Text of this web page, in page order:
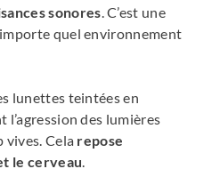
sonores . C’est une
quel environnement
lunettes teintées en
des lumières
Cela repose
le cerveau